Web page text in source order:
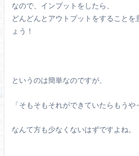
なので、インプットをしたら、
どんどんとアウトプットをすることを
ょう！
というのは簡単なのですが、
「そもそもそれができていたらもうや
なんて方も少なくないはずですよね。